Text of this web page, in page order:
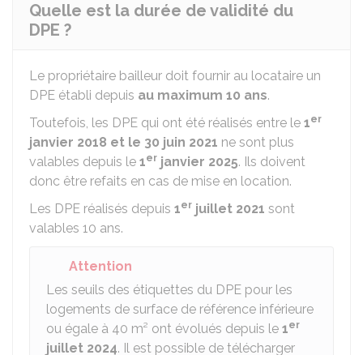
Quelle est la durée de validité du
DPE ?
Le propriétaire bailleur doit fournir au locataire un
DPE établi depuis au maximum 10 ans.
Toutefois, les DPE qui ont été réalisés entre le 1er
janvier 2018 et le 30 juin 2021 ne sont plus
valables depuis le 1er janvier 2025. Ils doivent
donc être refaits en cas de mise en location.
Les DPE réalisés depuis 1er juillet 2021 sont
valables 10 ans.
Attention
Les seuils des étiquettes du DPE pour les
logements de surface de référence inférieure
ou égale à 40 m² ont évolués depuis le 1er
juillet 2024. Il est possible de télécharger